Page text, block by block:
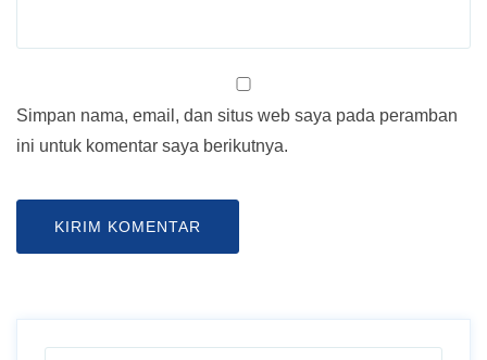
Simpan nama, email, dan situs web saya pada peramban
ini untuk komentar saya berikutnya.